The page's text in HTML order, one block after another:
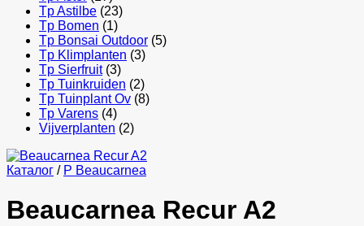
Tp Astilbe (23)
Tp Bomen (1)
Tp Bonsai Outdoor (5)
Tp Klimplanten (3)
Tp Sierfruit (3)
Tp Tuinkruiden (2)
Tp Tuinplant Ov (8)
Tp Varens (4)
Vijverplanten (2)
Каталог / P Beaucarnea
Beaucarnea Recur A2